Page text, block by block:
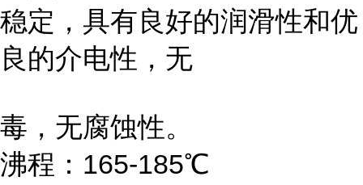
稳定，具有良好的润滑性和优
良的介电性，无
毒，无腐蚀性。
沸程：165-185℃